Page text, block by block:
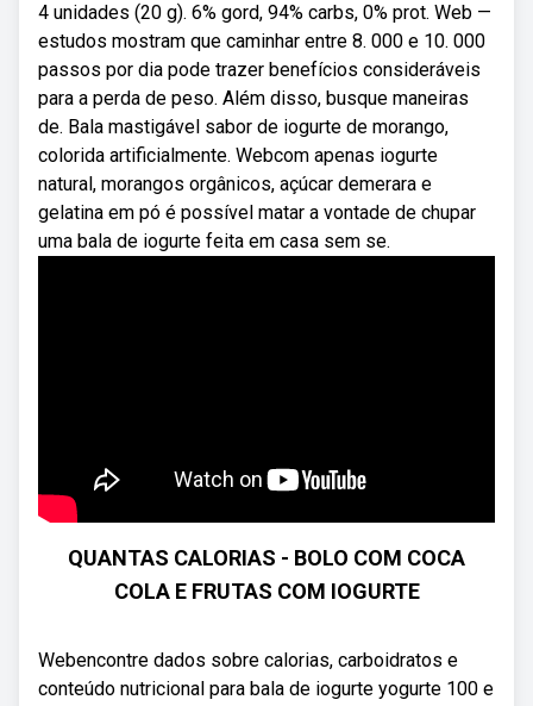
4 unidades (20 g). 6% gord, 94% carbs, 0% prot. Web —
estudos mostram que caminhar entre 8. 000 e 10. 000
passos por dia pode trazer benefícios consideráveis
para a perda de peso. Além disso, busque maneiras
de. Bala mastigável sabor de iogurte de morango,
colorida artificialmente. Webcom apenas iogurte
natural, morangos orgânicos, açúcar demerara e
gelatina em pó é possível matar a vontade de chupar
uma bala de iogurte feita em casa sem se.
QUANTAS CALORIAS - BOLO COM COCA
COLA E FRUTAS COM IOGURTE
Webencontre dados sobre calorias, carboidratos e
conteúdo nutricional para bala de iogurte yogurte 100 e